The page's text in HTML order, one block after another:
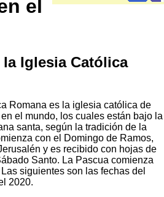
el
la Iglesia Católica
Romana es la iglesia católica de
el mundo, los cuales están bajo la
santa, según la tradición de la
con el Domingo de Ramos,
y es recibido con hojas de
Santo. La Pascua comienza
siguientes son las fechas del
2020.